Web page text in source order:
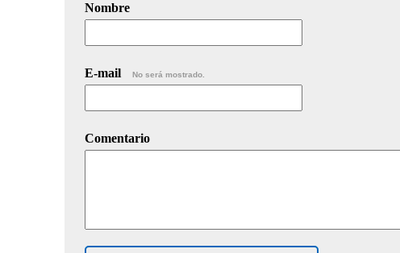
Nombre
E-mail No será mostrado.
Comentario